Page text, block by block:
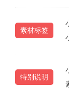
素材标签
特别说明